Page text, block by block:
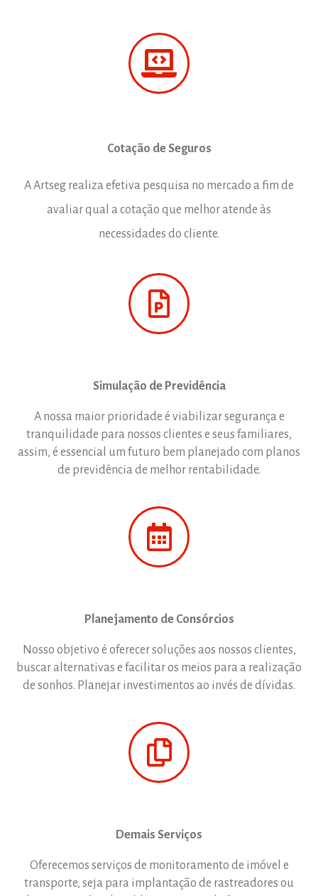
Cotação de Seguros
A Artseg realiza efetiva pesquisa no mercado a fim de
avaliar qual a cotação que melhor atende às
necessidades do cliente.
Simulação de Previdência
A nossa maior prioridade é viabilizar segurança e
tranquilidade para nossos clientes e seus familiares,
assim, é essencial um futuro bem planejado com planos
de previdência de melhor rentabilidade.
Planejamento de Consórcios
Nosso objetivo é oferecer soluções aos nossos clientes,
buscar alternativas e facilitar os meios para a realização
de sonhos. Planejar investimentos ao invés de dívidas.
Demais Serviços
Oferecemos serviços de monitoramento de imóvel e
transporte, seja para implantação de rastreadores ou